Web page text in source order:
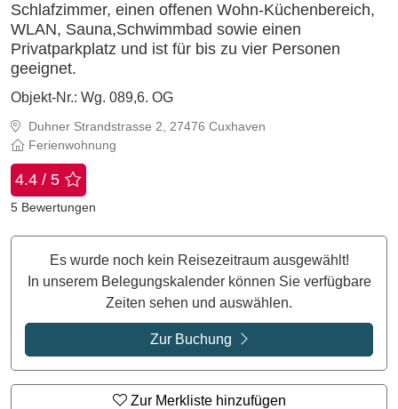
Schlafzimmer, einen offenen Wohn-Küchenbereich,
WLAN, Sauna,Schwimmbad sowie einen
Privatparkplatz und ist für bis zu vier Personen
geeignet.
Objekt-Nr.: Wg. 089,6. OG
Duhner Strandstrasse 2, 27476 Cuxhaven
Ferienwohnung
4.4 / 5
5 Bewertungen
Es wurde noch kein Reisezeitraum ausgewählt!
In unserem Belegungskalender können Sie verfügbare
Zeiten sehen und auswählen.
Zur Buchung
Zur Merkliste hinzufügen